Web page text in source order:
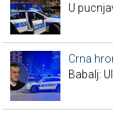
U
Crna
Babalj: